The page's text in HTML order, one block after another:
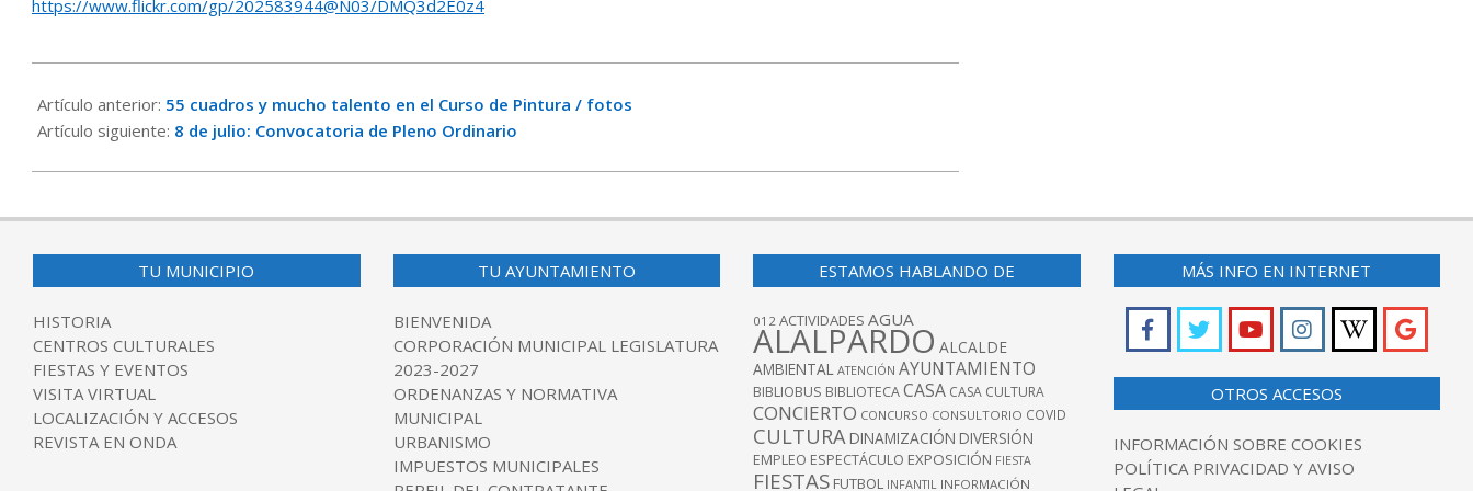
https://www.flickr.com/gp/202583944@N03/DMQ3d2E0z4
06-
28
Artículo anterior: 55 cuadros y mucho talento en el Curso de Pintura / fotos
Artículo siguiente: 8 de julio: Convocatoria de Pleno Ordinario
TU MUNICIPIO
HISTORIA
CENTROS CULTURALES
FIESTAS Y EVENTOS
VISITA VIRTUAL
LOCALIZACIÓN Y ACCESOS
REVISTA EN ONDA
TU AYUNTAMIENTO
BIENVENIDA
CORPORACIÓN MUNICIPAL LEGISLATURA
2023-2027
ORDENANZAS Y NORMATIVA
MUNICIPAL
URBANISMO
IMPUESTOS MUNICIPALES
ESTAMOS HABLANDO DE
012 ACTIVIDADES AGUA
ALALPARDO ALCALDE
AMBIENTAL ATENCIÓN AYUNTAMIENTO
BIBLIOBUS BIBLIOTECACASA CASA CULTURA
CONCIERTO CONCURSO CONSULTORIO COVID
CULTURA DINAMIZACIÓN DIVERSIÓN
EMPLEO ESPECTÁCULO EXPOSICIÓN FIESTA
FIESTAS FUTBOL INFANTIL INFORMACIÓN
MÁS INFO EN INTERNET
OTROS ACCESOS
INFORMACIÓN SOBRE COOKIES
POLÍTICA PRIVACIDAD Y AVISO